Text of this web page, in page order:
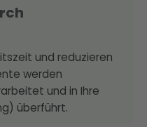
und reduzieren
werden
und in Ihre
überführt.